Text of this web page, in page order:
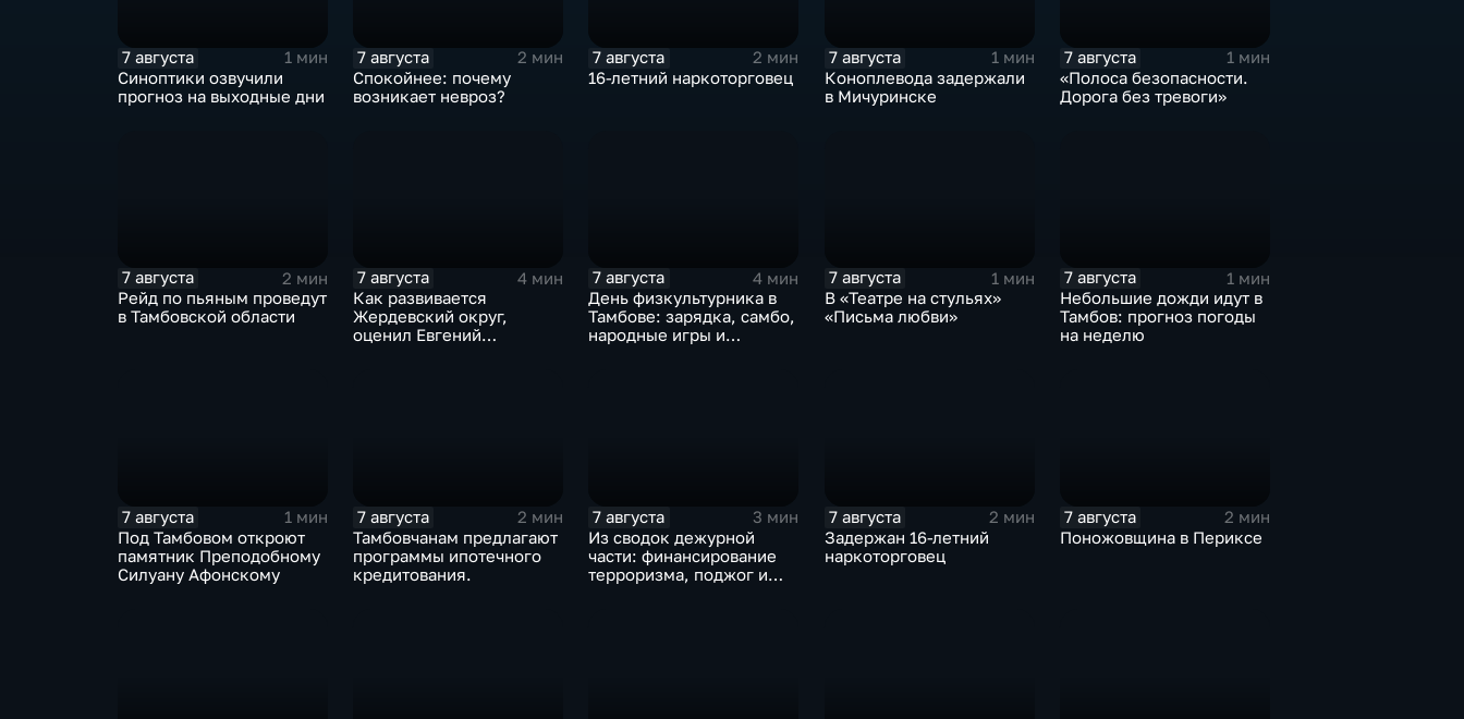
7 августа
1 мин
Синоптики озвучили
прогноз на выходные дни
7 августа
2 мин
Спокойнее: почему
возникает невроз?
7 августа
2 мин
16-летний наркоторговец
7 августа
1 мин
Коноплевода задержали
в Мичуринске
7 августа
1 мин
«Полоса безопасности.
Дорога без тревоги»
7 августа
2 мин
Рейд по пьяным проведут
в Тамбовской области
7 августа
4 мин
Как развивается
Жердевский округ,
оценил Евгений
7 августа
4 мин
День физкультурника в
Тамбове: зарядка, самбо,
народные игры и
7 августа
1 мин
В «Театре на стульях»
«Письма любви»
7 августа
1 мин
Небольшие дожди идут в
Тамбов: прогноз погоды
на неделю
7 августа
1 мин
Под Тамбовом откроют
памятник Преподобному
Силуану Афонскому
7 августа
2 мин
Тамбовчанам предлагают
программы ипотечного
кредитования.
7 августа
3 мин
Из сводок дежурной
части: финансирование
терроризма, поджог и
7 августа
2 мин
Задержан 16-летний
наркоторговец
7 августа
2 мин
Поножовщина в Периксе